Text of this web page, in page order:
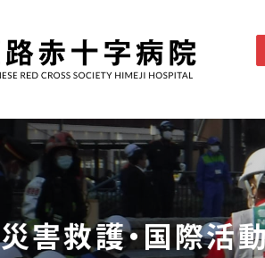
災害救護・国際活